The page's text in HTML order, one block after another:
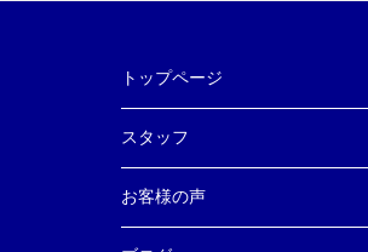
トップページ
スタッフ
お客様の声